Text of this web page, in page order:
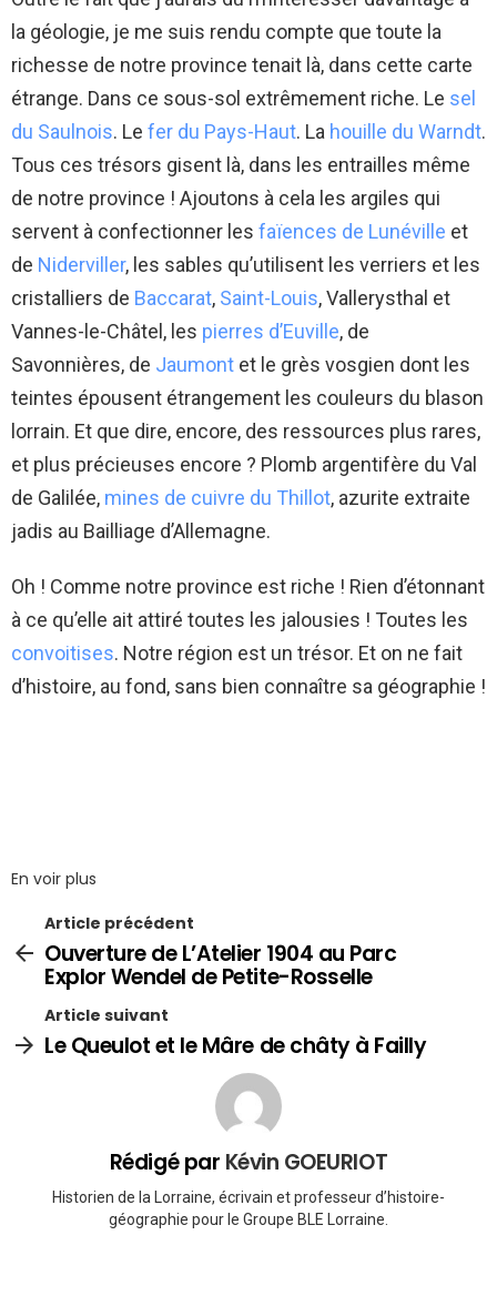
la géologie, je me suis rendu compte que toute la
richesse de notre province tenait là, dans cette carte
étrange. Dans ce sous-sol extrêmement riche. Le sel
du Saulnois. Le fer du Pays-Haut. La houille du Warndt.
Tous ces trésors gisent là, dans les entrailles même
de notre province ! Ajoutons à cela les argiles qui
servent à confectionner les faïences de Lunéville et
de Niderviller, les sables qu’utilisent les verriers et les
cristalliers de Baccarat, Saint-Louis, Vallerysthal et
Vannes-le-Châtel, les pierres d’Euville, de
Savonnières, de Jaumont et le grès vosgien dont les
teintes épousent étrangement les couleurs du blason
lorrain. Et que dire, encore, des ressources plus rares,
et plus précieuses encore ? Plomb argentifère du Val
de Galilée, mines de cuivre du Thillot, azurite extraite
jadis au Bailliage d’Allemagne.
Oh ! Comme notre province est riche ! Rien d’étonnant
à ce qu’elle ait attiré toutes les jalousies ! Toutes les
convoitises. Notre région est un trésor. Et on ne fait
d’histoire, au fond, sans bien connaître sa géographie !
En voir plus
Article précédent
Ouverture de L’Atelier 1904 au Parc
Explor Wendel de Petite-Rosselle
Article suivant
Le Queulot et le Mâre de châty à Failly
Rédigé par Kévin GOEURIOT
Historien de la Lorraine, écrivain et professeur d’histoire-
géographie pour le Groupe BLE Lorraine.